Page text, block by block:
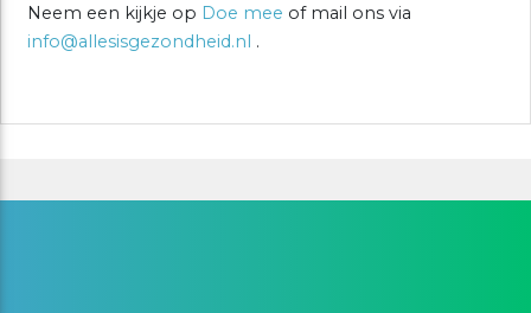
Neem een kijkje op Doe mee of mail ons via
info@allesisgezondheid.nl .